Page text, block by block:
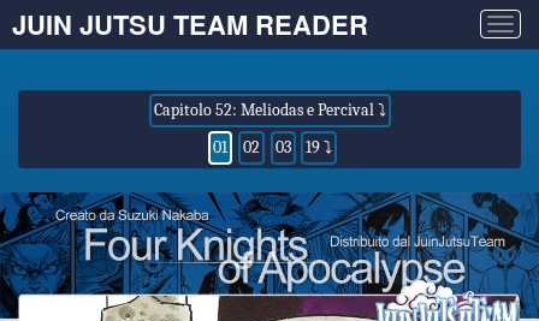
JUIN JUTSU TEAM READER
Capitolo 52: Meliodas e Percival ⤵
01
02 03 19 ⤵